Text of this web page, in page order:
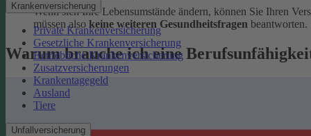
Krankenversicherung
Private Krankenversicherung
Gesetzliche Krankenversicherung
Betriebliche Krankenversicherung
Zusatzversicherungen
Krankentagegeld
Ausland
Tiere
Unfallversicherung
Wenn sich Ihre Lebensumstände ändern, können Sie Ihren
müssen also keine weiteren Gesundheitsfragen beantworten.
Warum brauche ich eine